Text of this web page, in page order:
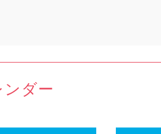
ダー